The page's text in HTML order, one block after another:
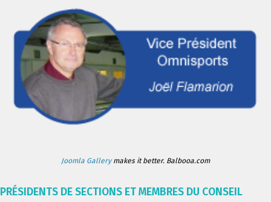
Joomla Gallerymakes it better. Balbooa.com
PRÉSIDENTS DE SECTIONS ET MEMBRES DU CONSEIL